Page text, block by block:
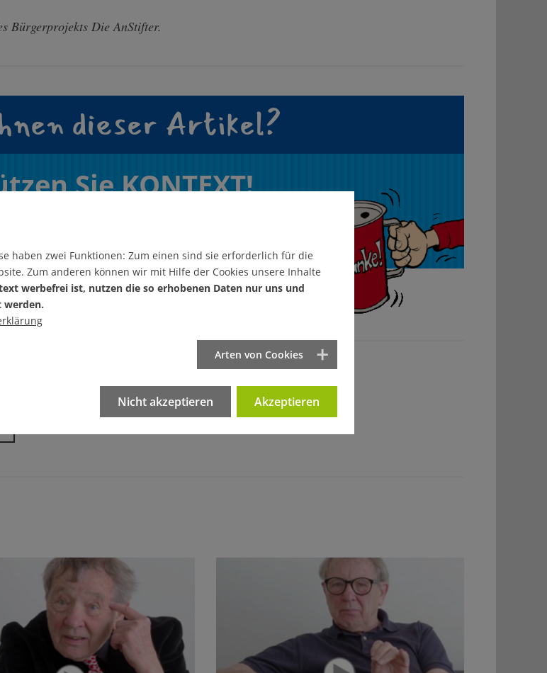
Bürgerprojekts Die AnStifter.
dieser Artikel?
Sie KONTEXT!
haben zwei Funktionen: Zum einen sind sie erforderlich für die
Zum anderen können wir mit Hilfe der Cookies unsere Inhalte
werbefrei ist, nutzen die so erhobenen Daten nur uns und
werden.
Arten von Cookies
Nicht akzeptieren Akzeptieren